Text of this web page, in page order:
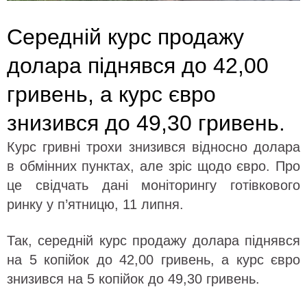
Середній курс продажу
долара піднявся до 42,00
гривень, а курс євро
знизився до 49,30 гривень.
Курс гривні трохи знизився відносно долара
в обмінних пунктах, але зріс щодо євро. Про
це свідчать дані моніторингу готівкового
ринку у п’ятницю, 11 липня.
Так, середній курс продажу долара піднявся
на 5 копійок до 42,00 гривень, а курс євро
знизився на 5 копійок до 49,30 гривень.